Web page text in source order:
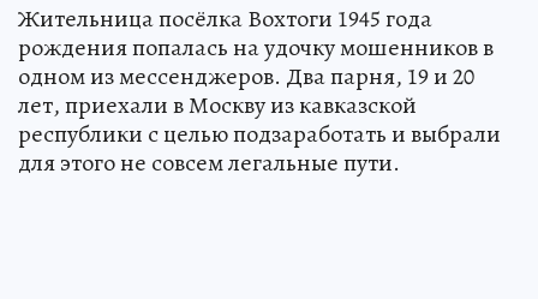
Жительница посёлка Вохтоги 1945 года
рождения попалась на удочку мошенников в
одном из мессенджеров. Два парня, 19 и 20
лет, приехали в Москву из кавказской
республики с целью подзаработать и выбрали
для этого не совсем легальные пути.